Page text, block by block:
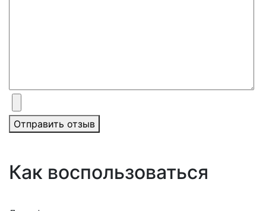
Отправить отзыв
Как воспользоваться